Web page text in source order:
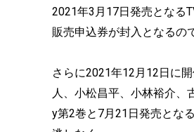
2021年3月17日発売となる
販売申込券が封入となるの
さらに2021年12月12日に
人、小松昌平、小林裕介、
y第2巻と7月21日発売とな